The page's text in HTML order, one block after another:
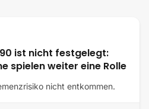
ist nicht festgelegt:
spielen weiter eine Rolle
nicht entkommen.